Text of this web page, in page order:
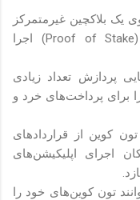
یک بلاکچین غیرمتمرکز
مبتنی بر الگوریتم اثبات سهام (Proof of Stake) اجرا
پردازش تعداد زیادی
برای پرداخت‌های خرد و
تون کوین از قراردادهای
اجرای اپلیکیشن‌های
تون کوین‌های خود را